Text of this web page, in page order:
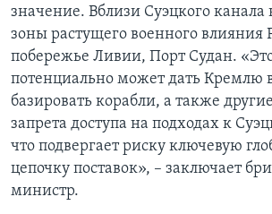
значение. Вблизи Суэцкого канала
зоны растущего военного влияния
побережье Ливии, Порт Судан.
потенциально может дать Кремлю
базировать корабли, а также
запрета доступа на подходах к
что подвергает риску ключевую
цепочку поставок», – заключает
министр.